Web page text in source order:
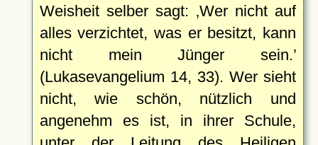
Weisheit selber sagt:
Wer nicht auf
alles verzichtet, was er besitzt, kann
nicht mein Jünger sein.
(Lukasevangelium 14, 33). Wer sieht
nicht, wie schön, nützlich und
angenehm es ist, in ihrer Schule,